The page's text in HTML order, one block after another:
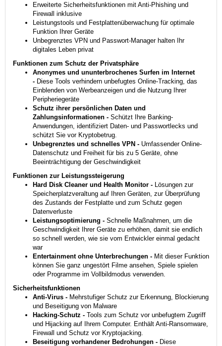
Erweiterte Sicherheitsfunktionen mit Anti-Phishing und
Firewall inklusive
Leistungstools und Festplattenüberwachung für optimale
Funktion Ihrer Geräte
Unbegrenztes VPN und Passwort-Manager halten Ihr
digitales Leben privat
Funktionen zum Schutz der Privatsphäre
Anonymes und ununterbrochenes Surfen im Internet
- Diese Tools verhindern unbefugtes Online-Tracking, das
Einblenden von Werbeanzeigen und die Nutzung Ihrer
Peripheriegeräte
Schutz ihrer persönlichen Daten und
Zahlungsinformationen - Schützt Ihre Banking-
Anwendungen, identifiziert Daten- und Passwortlecks und
schützt Sie vor Kryptobetrug.
Unbegrenztes und schnelles VPN - Umfassender Online-
Datenschutz und Freiheit für bis zu 5 Geräte, ohne
Beeinträchtigung der Geschwindigkeit
Funktionen zur Leistungs­steigerung
Hard Disk Cleaner und Health Monitor - Lösungen zur
Speicherplatzveraltung auf Ihren Geräten, zur Überprüfung
des Zustands der Festplatte und zum Schutz gegen
Datenverluste
Leistungsoptimierung - Schnelle Maßnahmen, um die
Geschwindigkeit Ihrer Geräte zu erhöhen, damit sie endlich
so schnell werden, wie sie vom Entwickler einmal gedacht
war
Entertainment ohne Unterbrechungen - Mit dieser Funktion
können Sie ganz ungestört Filme ansehen, Spiele spielen
oder Programme im Vollbildmodus verwenden.
Sicherheits­funktionen
Anti-Virus - Mehrstufiger Schutz zur Erkennung, Blockierung
und Beseitigung von Malware
Hacking-Schutz - Tools zum Schutz vor unbefugtem Zugriff
und Hijacking auf Ihrem Computer. Enthält Anti-Ransomware,
Firewall und Schutz vor Kryptojacking.
Beseitigung vorhandener Bedrohungen - Diese